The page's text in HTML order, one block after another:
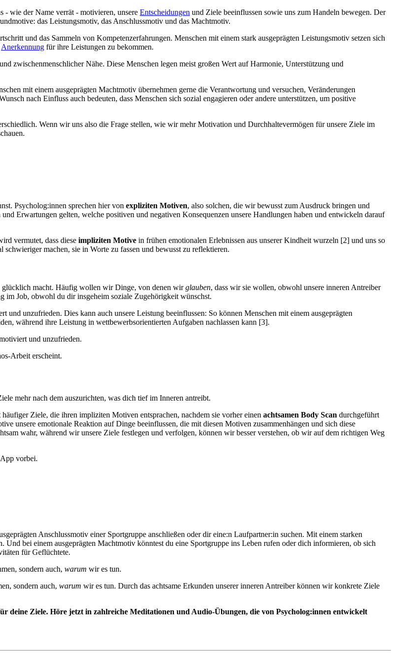
- wie der Name verrät - motivieren, unsere Entscheidungen und Ziele beeinflussen sowie uns zum Handeln bewegen. Der
das Leistungsmotiv, das Anschlussmotiv und das Machtmotiv.
und das Sammeln von Kompetenzerfahrungen. Menschen mit einem stark ausgeprägten Leistungsmotiv setzen sich
Anerkennung für ihre Leistungen zu bekommen.
zwischenmenschlicher Nähe. Diese Menschen legen meist großen Wert auf Harmonie, Unterstützung und
mit einem ausgeprägten Machtmotiv übernehmen gerne die Verantwortung und versuchen, Veränderungen
nach Einfluss auch bedeuten, dass Menschen sich sozial engagieren oder andere unterstützen, um positive
Wenn wir uns also die Frage stellen, wie wir mehr Motivation und Durchhaltevermögen für unsere Ziele im
Psycholog:innen sprechen hier von expliziten Motiven, also solchen, die wir bewusst zum Ausdruck bringen und
Erwartungen gelten, welche positiven und negativen Konsequenzen unsere Handlungen haben und entwickeln darauf
vermutet, dass diese impliziten Motive in frühen emotionalen Erlebnissen aus unserer Kindheit wurzeln [2] und uns so
machen, sie in Worte zu fassen und bewusst zu reflektieren.
macht. Häufig wollen wir Dinge, von denen wirglauben, dass wir sie wollen, obwohl unsere inneren Antreiber
im Job, obwohl du dir insgeheim soziale Zugehörigkeit wünschst.
unzufrieden. Dies kann auch unsere Leistung beeinflussen: So können Menschen mit einem ausgeprägten
während ihre Leistung in wettbewerbsorientierten Aufgaben nachlassen kann [3].
und unzufrieden.
Arbeit erscheint.
mehr nach dem auszurichten, was dich tief im Inneren antreibt.
Ziele, die ihren impliziten Motiven entsprachen, nachdem sie vorher einen achtsamen Body Scan durchgeführt
unsere emotionale Reaktion auf Dinge beeinflussen, die mit diesen Motiven zusammenhängen und sich diese
wahr, während wir unsere Ziele festlegen und verfolgen, können wir besser verstehen, ob wir auf dem richtigen Weg
vorbei.
Anschlussmotiv einer Sportgruppe anschließen oder dir eine:n Laufpartner:in suchen. Mit einem starken
bei einem ausgeprägten Machtmotiv könntest du eine Sportgruppe ins Leben rufen oder dich informieren, ob sich
für Geflüchtete.
sondern auch, warum wir es tun.
sondern auch, warum wir es tun. Durch das achtsame Erkunden unserer inneren Antreiber können wir konkrete Ziele
deine Ziele. Höre jetzt in zahlreiche Meditationen und Audio-Übungen, die von Psycholog:innen entwickelt